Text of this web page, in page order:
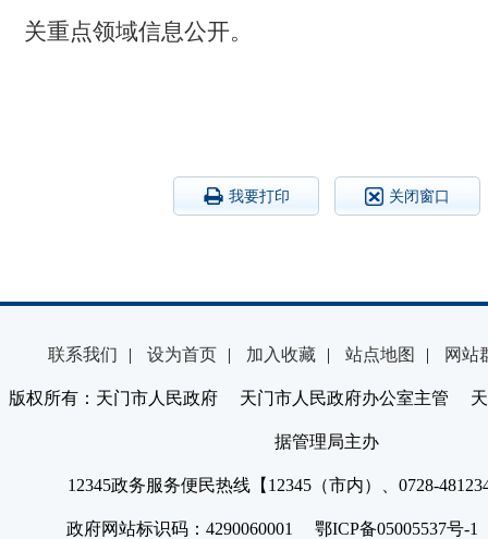
关重点领域信息公开。
我要打印 关闭窗口
联系我们 | 设为首页 | 加入收藏 | 站点地图 | 网站
版权所有：天门市人民政府 天门市人民政府办公室主管 天
据管理局主办
12345政务服务便民热线【12345（市内）、0728-
政府网站标识码：4290060001 鄂ICP备05005537号